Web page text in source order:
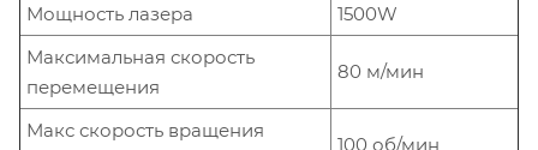
Мощность лазера
1500W
Максимальная скорость
перемещения
80 м/мин
Макс скорость вращения
100 об/мин